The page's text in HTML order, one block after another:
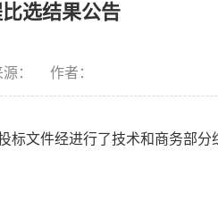
选结果公告
： 作者：
文件经进行了技术和商务部分